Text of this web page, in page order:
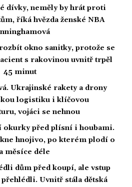
dívky, neměly by hrát proti
říká hvězda ženské NBA
okno sanitky, protože se
s rakovinou uvnitř trpěl
45 minut
Ukrajinské rakety a drony
logistiku i klíčovou
vojáci se nehnou
okurky před plísní i houbami.
hnojivo, po kterém plodí o
měsíce déle
dům před koupí, ale vstup
Uvnitř stála dětská